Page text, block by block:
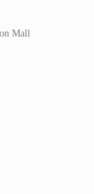
Mall